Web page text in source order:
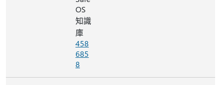
OS
知識
庫
458
685
8